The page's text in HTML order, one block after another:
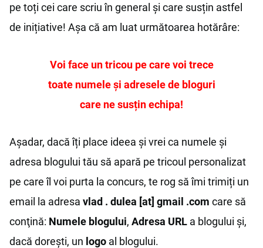
pe toți cei care scriu în general și care susțin astfel
de inițiative! Așa că am luat următoarea hotărâre:
Voi face un tricou pe care voi trece
toate numele și adresele de bloguri
care ne susțin echipa!
Așadar, dacă îți place ideea și vrei ca numele și
adresa blogului tău să apară pe tricoul personalizat
pe care îl voi purta la concurs, te rog să îmi trimiți un
email la adresa vlad . dulea [at] gmail .com care să
conţină: Numele blogului, Adresa URL a blogului și,
dacă dorești, un logo al blogului.